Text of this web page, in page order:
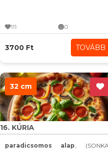
111 0
3700 Ft TOVÁBB
32 cm
16. KÚRIA
paradicsomos alap,